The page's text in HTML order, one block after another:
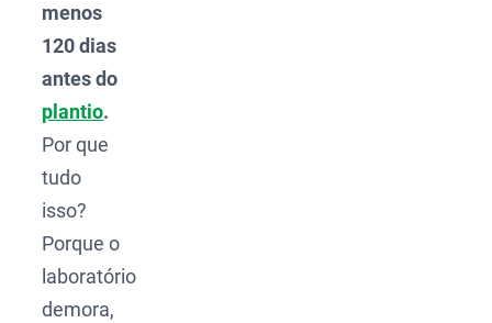
menos
120 dias
antes do
plantio.
Por que
tudo
isso?
Porque o
laboratório
demora,